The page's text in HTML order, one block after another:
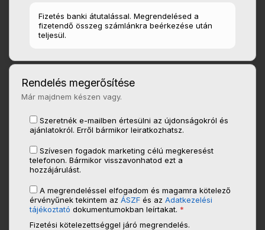
Fizetés banki átutalással. Megrendelésed a
fizetendő összeg számlánkra beérkezése után
teljesül.
Rendelés megerősítése
Már majdnem készen vagy.
Szeretnék e-mailben értesülni az újdonságokról és
ajánlatokról. Erről bármikor leiratkozhatsz.
Szívesen fogadok marketing célú megkeresést
telefonon. Bármikor visszavonhatod ezt a
hozzájárulást.
A megrendeléssel elfogadom és magamra kötelező
érvényűnek tekintem azÁSZF és azAdatkezelési
tájékoztató dokumentumokban leírtakat. *
Fizetési kötelezettséggel járó megrendelés.